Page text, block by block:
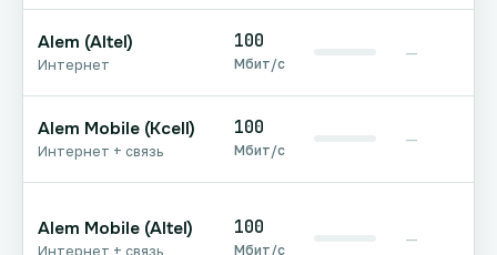
Alem (Altel)
Интернет
100
Мбит/с
—
Alem Mobile (Kcell)
Интернет + связь
100
Мбит/с
—
Alem Mobile (Altel)
Интернет + связь
100
Мбит/с
—